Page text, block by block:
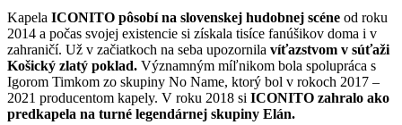
Kapela ICONITO pôsobí na slovenskej hudobnej scéne od roku
2014 a počas svojej existencie si získala tisíce fanúšikov doma i v
zahraničí. Už v začiatkoch na seba upozornila víťazstvom v súťaži
Košický zlatý poklad. Významným míľnikom bola spolupráca s
Igorom Timkom zo skupiny No Name, ktorý bol v rokoch 2017 –
2021 producentom kapely. V roku 2018 si ICONITO zahralo ako
predkapela na turné legendárnej skupiny Elán.